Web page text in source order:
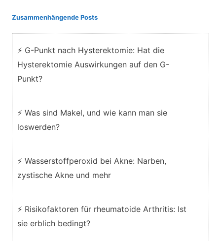
Zusammenhängende Posts
⚡ G-Punkt nach Hysterektomie: Hat die
Hysterektomie Auswirkungen auf den G-
Punkt?
⚡ Was sind Makel, und wie kann man sie
loswerden?
⚡ Wasserstoffperoxid bei Akne: Narben,
zystische Akne und mehr
⚡ Risikofaktoren für rheumatoide Arthritis: Ist
sie erblich bedingt?